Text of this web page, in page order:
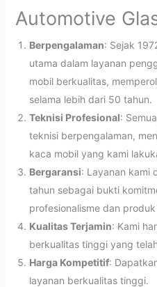
Automotive
Berpengalaman: Sejak
utama dalam layanan
mobil berkualitas,
selama lebih dari 50 tahun.
Teknisi Profesional:
teknisi berpengalaman,
kaca mobil yang kami
Bergaransi: Layanan kami
tahun sebagai bukti
profesionalisme dan
Kualitas Terjamin: Kami
berkualitas tinggi yang
Harga Kompetitif:
layanan berkualitas tinggi.